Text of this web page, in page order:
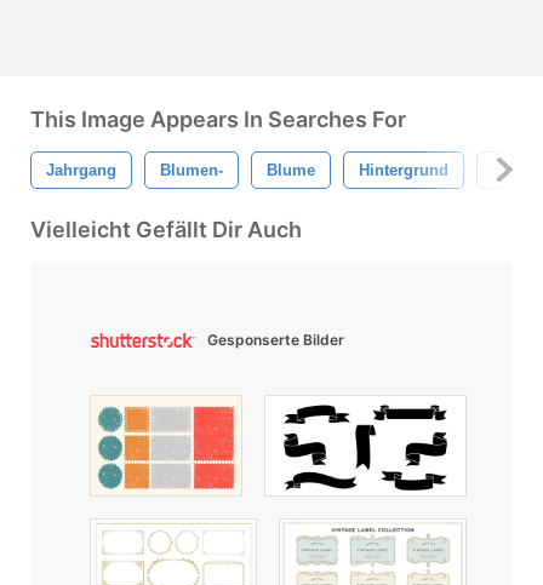
This Image Appears In Searches For
Jahrgang Blumen- Blume Hintergrund Skript
Vielleicht Gefällt Dir Auch
Gesponserte Bilder